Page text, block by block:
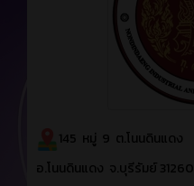
145 หมู่ 9 ต.โนนดินแดง
อ.โนนดินแดง จ.บุรีรัมย์ 31260